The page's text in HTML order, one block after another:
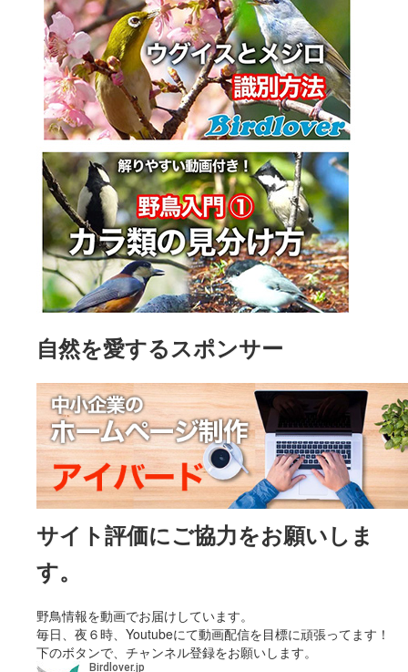
自然を愛するスポンサー
サイト評価にご協力をお願いしま
す。
野鳥情報を動画でお届けしています。
毎日、夜６時、Youtubeにて動画配信を目標に頑張ってます！
下のボタンで、チャンネル登録をお願いします。